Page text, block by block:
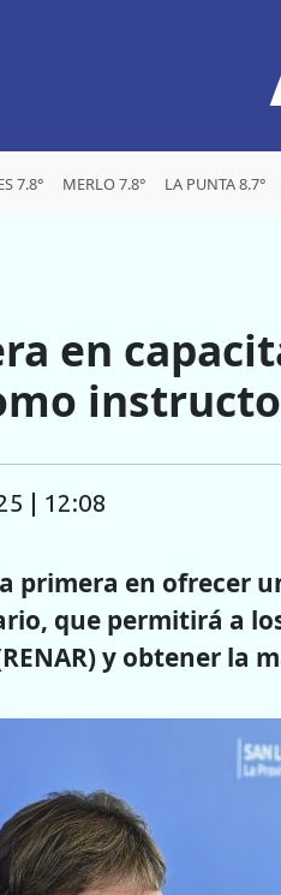
7.8° MERLO 7.8° LA PUNTA 8.7°
en
| 12:08
primera en ofrecer
que permitirá a
y obtener la